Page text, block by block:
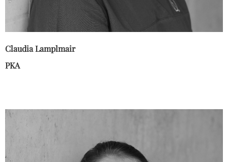
Claudia Lamplmair
PKA